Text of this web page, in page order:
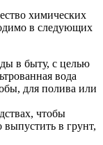
химических
в следующих
в быту, с целью
вода
для полива или
чтобы
выпустить в грунт,